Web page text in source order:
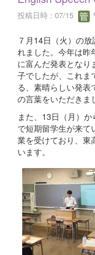
投稿日時 : 07/15
７月14日（火）の
れました。今年は昨
に富んだ発表となり
子でしたが、これま
る、素晴らしい発表
の言葉をいただきま
また、13日（月）
で短期留学生が来て
業を受けており、東
います。